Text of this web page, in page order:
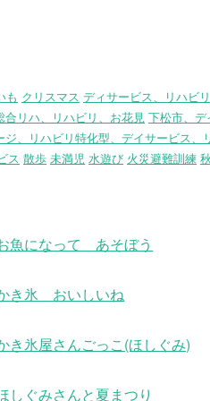
も クリスマス ディサービス、リハビ
リハ、リハビリ、お花見 下松市、
、リハビリ特化型、デイサービス、
ス 散歩 未満児 水遊び 火災避難訓練 秋
魚になって あそぼう
き氷 おいしいね
き氷屋さんごっこ(ほしぐみ)
しぐみさんと夏まつり